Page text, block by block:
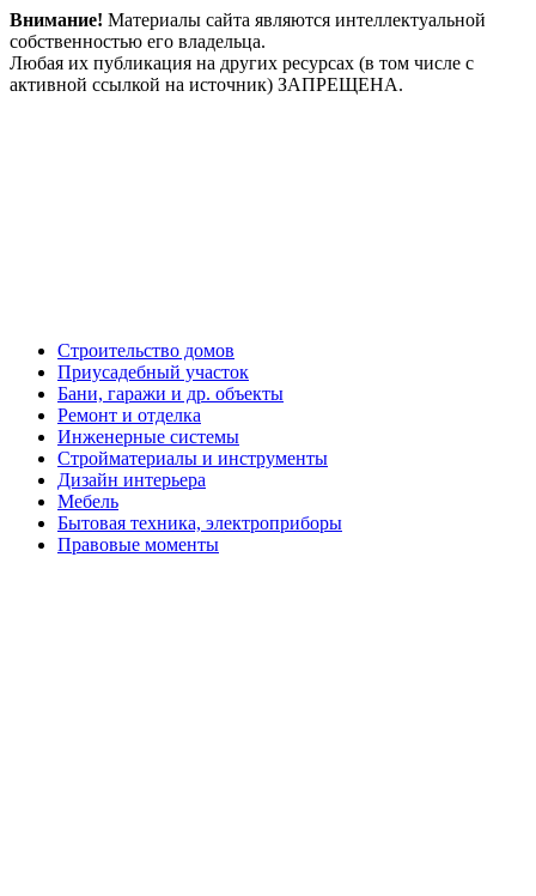
Внимание! Материалы сайта являются интеллектуальной
собственностью его владельца.
Любая их публикация на других ресурсах (в том числе с
активной ссылкой на источник) ЗАПРЕЩЕНА.
Строительство домов
Приусадебный участок
Бани, гаражи и др. объекты
Ремонт и отделка
Инженерные системы
Стройматериалы и инструменты
Дизайн интерьера
Мебель
Бытовая техника, электроприборы
Правовые моменты